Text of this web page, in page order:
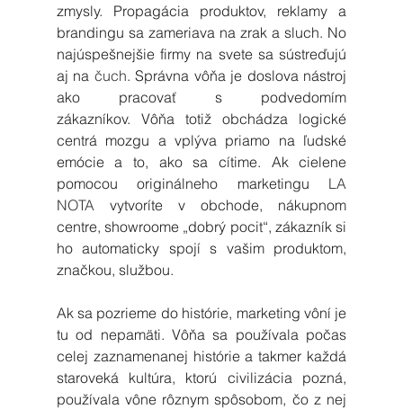
zmysly. Propagácia produktov, reklamy a
brandingu sa zameriava na zrak a sluch. No
najúspešnejšie firmy na svete sa sústreďujú
aj na čuch. Správna vôňa je doslova nástroj
ako pracovať s podvedomím
zákazníkov. Vôňa totiž obchádza logické
centrá mozgu a vplýva priamo na ľudské
emócie a to, ako sa cítime. Ak cielene
pomocou originálneho marketingu LA
NOTA vytvoríte v obchode, nákupnom
centre, showroome „dobrý pocit“, zákazník si
ho automaticky spojí s vašim produktom,
značkou, službou.
Ak sa pozrieme do histórie, marketing vôní je
tu od nepamäti. Vôňa sa používala počas
celej zaznamenanej histórie a takmer každá
staroveká kultúra, ktorú civilizácia pozná,
používala vône rôznym spôsobom, čo z nej